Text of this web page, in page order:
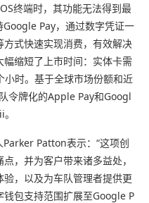
终端时，其功能无法得到最
Pay，通过数字凭证一
式快速实现消费，有效解决
缩短了上市时间：实体卡需
时。基于全球市场份额和近
令牌化的Apple Pay和Googl
Patton表示：“这项创
，并为客户带来诸多益处，
，以及为车队管理者提供更
包支持范围扩展至Google P